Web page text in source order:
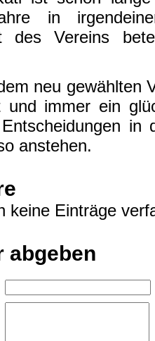
in
des Vereins
neu gewählten
immer ein
in
anstehen.
keine Einträge
abgeben